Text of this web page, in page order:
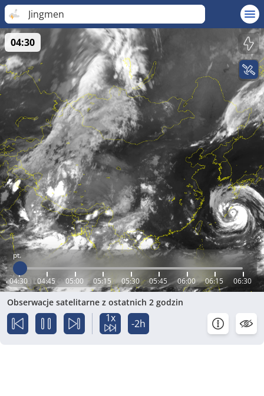
Jingmen
pt.
04:30 04:45 05:00 05:15 05:30 05:45 06:00 06:15 06:30
04:30
Obserwacje satelitarne z ostatnich 2 godzin
1x -2h